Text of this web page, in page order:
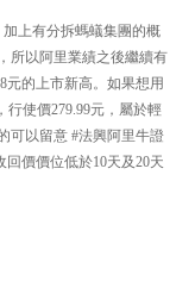
上有分拆螞蟻集團的概
所以阿里業績之後繼續有
元的上市新高。如果想用
行使價279.99元，屬於輕
可以留意 #法興阿里牛證
回價價位低於10天及20天